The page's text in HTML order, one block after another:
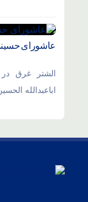
عاشورای حسینی
الشتر غرق
اباعبدالله